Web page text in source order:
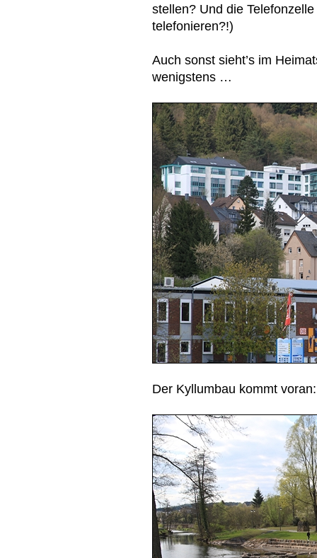
stellen? Und die
telefonieren?!)
Auch sonst sieht’s im
wenigstens …
Der Kyllumbau kommt voran: